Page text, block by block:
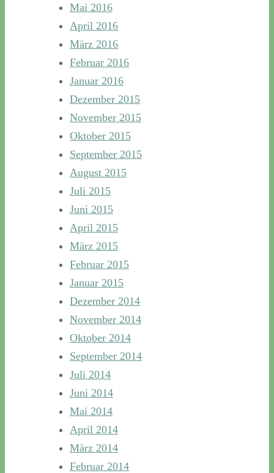
Mai 2016
April 2016
März 2016
Februar 2016
Januar 2016
Dezember 2015
November 2015
Oktober 2015
September 2015
August 2015
Juli 2015
Juni 2015
April 2015
März 2015
Februar 2015
Januar 2015
Dezember 2014
November 2014
Oktober 2014
September 2014
Juli 2014
Juni 2014
Mai 2014
April 2014
März 2014
Februar 2014